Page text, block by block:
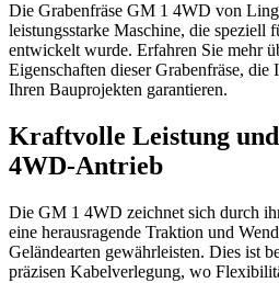
Die Grabenfräse GM 1 4WD von
leistungsstarke Maschine, die speziell
entwickelt wurde. Erfahren Sie mehr
Eigenschaften dieser Grabenfräse, die
Ihren Bauprojekten garantieren.
Kraftvolle Leistung
4WD-Antrieb
Die GM 1 4WD zeichnet sich durch
eine herausragende Traktion und
Geländearten gewährleisten. Dies ist
präzisen Kabelverlegung, wo